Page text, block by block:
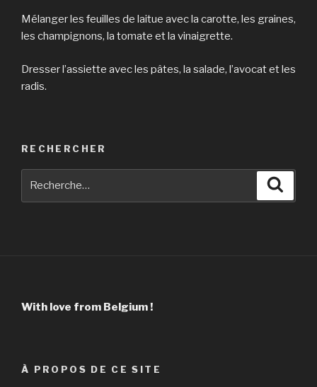
Mélanger les feuilles de laitue avec la carotte, les graines,
les champignons, la tomate et la vinaigrette.
Dresser l’assiette avec les pâtes, la salade, l’avocat et les
radis.
RECHERCHER
With love from Belgium !
À PROPOS DE CE SITE